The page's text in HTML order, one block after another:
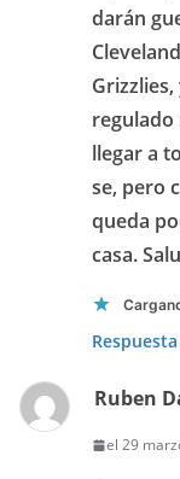
darán
regulado
llegar a
se, pero
queda
casa.
Respuesta
Ruben
el 29